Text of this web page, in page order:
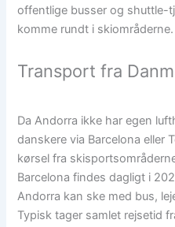
offentlige busser og shuttle-
komme rundt i skiområderne.
Transport fra
Da Andorra ikke har egen
danskere via Barcelona eller
kørsel fra
Barcelona findes dagligt i
Andorra kan ske med bus,
Typisk tager samlet rejsetid